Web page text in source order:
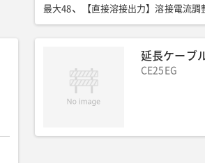
最大48
【直接溶接出力】溶接電流調
2モード本数アップ150/特性アップ80
【直接溶接出力】使用溶接棒(mm):
【充電装置】充電電源(V/kVA): 100/1.5
【充電装置】充電時間(h)
全幅(mm): 413
延長ケーブ
CE25EG